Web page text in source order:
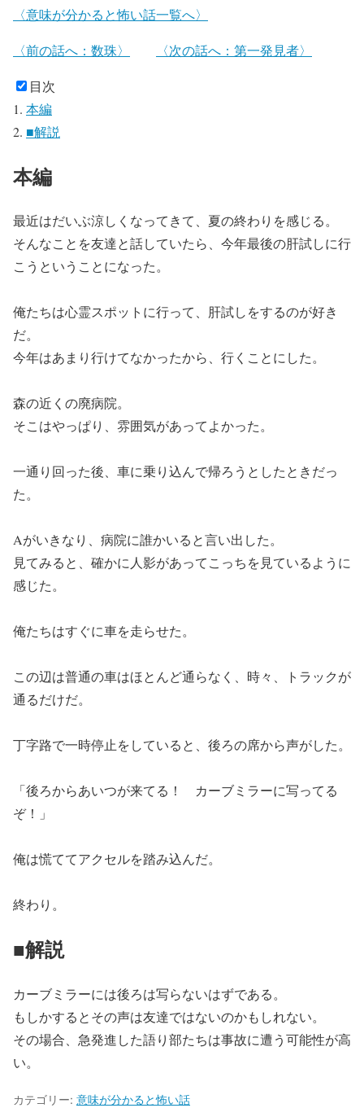
〈意味が分かると怖い話一覧へ〉
〈前の話へ：数珠〉 〈次の話へ：第一発見者〉
目次
本編
■解説
本編
最近はだいぶ涼しくなってきて、夏の終わりを感じる。
そんなことを友達と話していたら、今年最後の肝試しに行
こうということになった。
俺たちは心霊スポットに行って、肝試しをするのが好き
だ。
今年はあまり行けてなかったから、行くことにした。
森の近くの廃病院。
そこはやっぱり、雰囲気があってよかった。
一通り回った後、車に乗り込んで帰ろうとしたときだっ
た。
Aがいきなり、病院に誰かいると言い出した。
見てみると、確かに人影があってこっちを見ているように
感じた。
俺たちはすぐに車を走らせた。
この辺は普通の車はほとんど通らなく、時々、トラックが
通るだけだ。
丁字路で一時停止をしていると、後ろの席から声がした。
「後ろからあいつが来てる！ カーブミラーに写ってる
ぞ！」
俺は慌ててアクセルを踏み込んだ。
終わり。
■解説
カーブミラーには後ろは写らないはずである。
もしかするとその声は友達ではないのかもしれない。
その場合、急発進した語り部たちは事故に遭う可能性が高
い。
カテゴリー: 意味が分かると怖い話